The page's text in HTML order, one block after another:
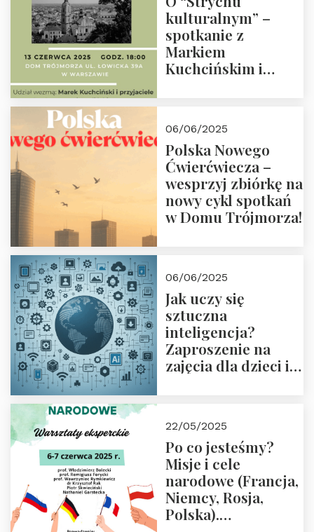
kulturalnym” –
spotkanie z
Markiem
Kuchcińskim i
18:00
06/06/2025
Polska Nowego
Ćwierćwiecza –
wesprzyj zbiórkę na
nowy cykl spotkań
w Domu Trójmorza!
06/06/2025
Jak uczy się
sztuczna
inteligencja?
Zaproszenie na
zajęcia dla dzieci i
22/05/2025
Po co jesteśmy?
Misje i cele
narodowe (Francja,
Niemcy, Rosja,
Polska).